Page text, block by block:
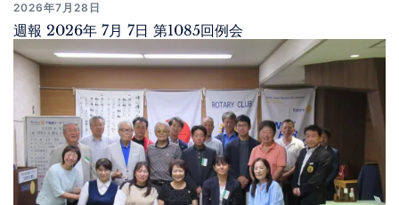
2026年7月28日
週報 2026年 7月 7日 第1085回例会